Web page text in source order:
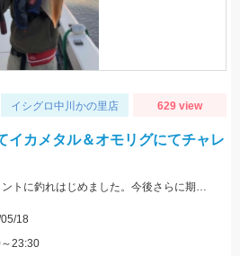
イシグロ中川かの里店 629 view
イカメタル＆オモリグにてチャレ
今シーズンもマイカがコンスタントに釣れはじめました。今後さらに期待できるので是非釣りに行ってみてください！
18
23:30